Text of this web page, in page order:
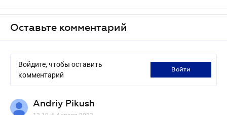
Оставьте комментарий
Войдите, чтобы оставить
комментарий
войти
Andriy Pikush